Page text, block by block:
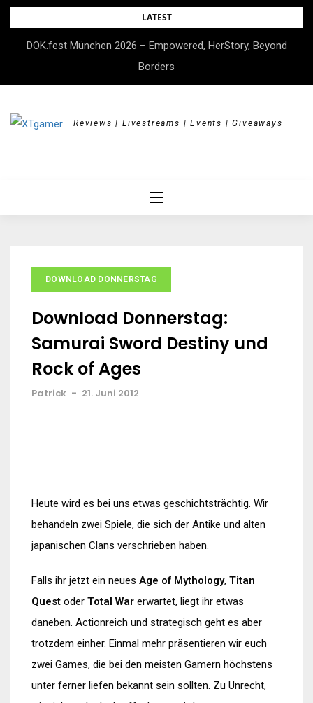
Skip
content
LATEST
DOK.fest München 2026 – Empowered, HerStory, Beyond
Borders
Reviews | Livestreams | Events | Giveaways
DOWNLOAD DONNERSTAG
Download Donnerstag:
Samurai Sword Destiny und
Rock of Ages
Patrick - 21. Juni 2012
Heute wird es bei uns etwas geschichtsträchtig. Wir
behandeln zwei Spiele, die sich der Antike und alten
japanischen Clans verschrieben haben.
Falls ihr jetzt ein neues Age of Mythology, Titan
Quest oder Total War erwartet, liegt ihr etwas
daneben. Actionreich und strategisch geht es aber
trotzdem einher. Einmal mehr präsentieren wir euch
zwei Games, die bei den meisten Gamern höchstens
unter ferner liefen bekannt sein sollten. Zu Unrecht,